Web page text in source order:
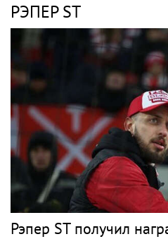
РЭПЕР ST
Рэпер ST получил